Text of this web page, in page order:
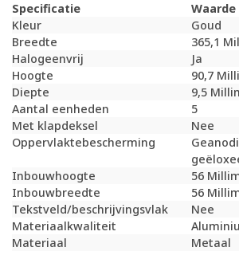
Specificatie
Waarde
Kleur
Goud
Breedte
365,1
Halogeenvrij
Ja
Hoogte
90,7
Diepte
9,5
Aantal eenheden
5
Met klapdeksel
Nee
Oppervlaktebescherming
Inbouwhoogte
56
Inbouwbreedte
56
Tekstveld/beschrijvingsvlak
Nee
Materiaalkwaliteit
Materiaal
Metaal